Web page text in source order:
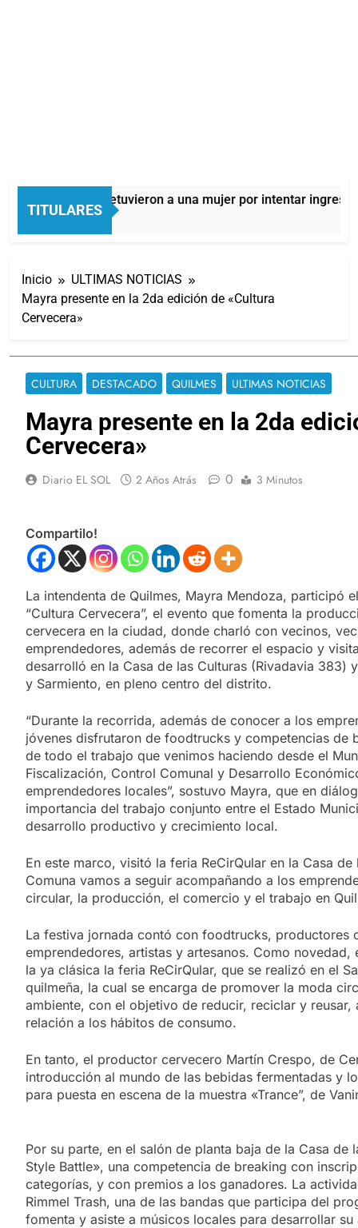
TITULARES
Quilmes: detuvieron a una mujer por intentar ingresar
11 Horas Atrás
Inicio
ULTIMAS NOTICIAS
Mayra presente en la 2da edición de «Cultura
Cervecera»
CULTURA DESTACADO QUILMES ULTIMAS NOTICIAS
Mayra presente en la 2da
Cervecera»
Diario EL SOL 2 Años Atrás 0 3 Minutos
Compartilo!
La intendenta de Quilmes, Mayra Mendoza, participó
“Cultura Cervecera”, el evento que fomenta la
cervecera en la ciudad, donde charló con vecinos,
emprendedores, además de recorrer el espacio y
desarrolló en la Casa de las Culturas (Rivadavia 383)
y Sarmiento, en pleno centro del distrito.
“Durante la recorrida, además de conocer a los
jóvenes disfrutaron de foodtrucks y competencias de
de todo el trabajo que venimos haciendo desde el
Fiscalización, Control Comunal y Desarrollo
emprendedores locales”, sostuvo Mayra, que en
importancia del trabajo conjunto entre el Estado
desarrollo productivo y crecimiento local.
En este marco, visitó la feria ReCirQular en la Casa
Comuna vamos a seguir acompañando a los
circular, la producción, el comercio y el trabajo en
La festiva jornada contó con foodtrucks, productores
emprendedores, artistas y artesanos. Como
la ya clásica la feria ReCirQular, que se realizó en el
quilmeña, la cual se encarga de promover la moda
ambiente, con el objetivo de reducir, reciclar y reusar,
relación a los hábitos de consumo.
En tanto, el productor cervecero Martín Crespo, de
introducción al mundo de las bebidas fermentadas y
para puesta en escena de la muestra «Trance”, de
Por su parte, en el salón de planta baja de la Casa de
Style Battle», una competencia de breaking con
categorías, y con premios a los ganadores. La
Rimmel Trash, una de las bandas que participa del
fomenta y asiste a músicos locales para desarrollar